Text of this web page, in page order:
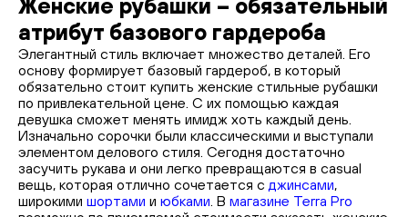
Женские рубашки – обязательный
атрибут базового гардероба
Элегантный стиль включает множество деталей. Его
основу формирует базовый гардероб, в который
обязательно стоит купить женские стильные рубашки
по привлекательной цене. С их помощью каждая
девушка сможет менять имидж хоть каждый день.
Изначально сорочки были классическими и выступали
элементом делового стиля. Сегодня достаточно
засучить рукава и они легко превращаются в casual
вещь, которая отлично сочетается с джинсами,
широкими шортами и юбками. В магазине Terra Pro